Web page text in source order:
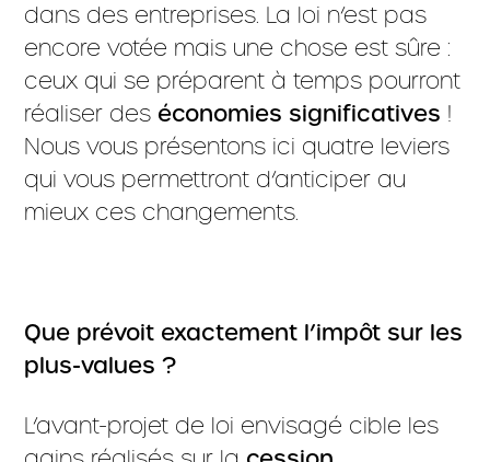
dans des entreprises. La loi n’est pas
encore votée mais une chose est sûre :
ceux qui se préparent à temps pourront
réaliser des économies significatives !
Nous vous présentons ici quatre leviers
qui vous permettront d’anticiper au
mieux ces changements.
Que prévoit exactement l’impôt sur les
plus-values ?
L’avant-projet de loi envisagé cible les